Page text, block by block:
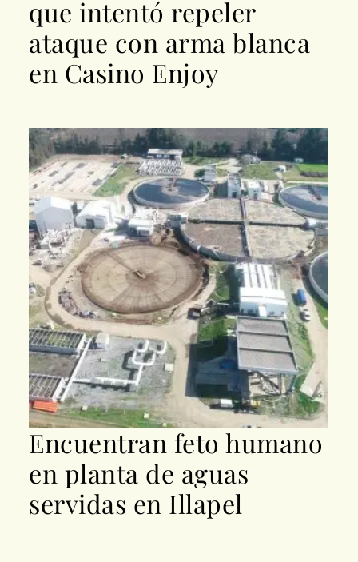
que intentó repeler
ataque con arma blanca
en Casino Enjoy
Encuentran feto humano
en planta de aguas
servidas en Illapel